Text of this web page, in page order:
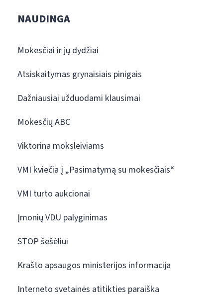
NAUDINGA
Mokesčiai ir jų dydžiai
Atsiskaitymas grynaisiais pinigais
Dažniausiai užduodami klausimai
Mokesčių ABC
Viktorina moksleiviams
VMI kviečia į „Pasimatymą su mokesčiais“
VMI turto aukcionai
Įmonių VDU palyginimas
STOP šešėliui
Krašto apsaugos ministerijos informacija
Interneto svetainės atitikties paraiška